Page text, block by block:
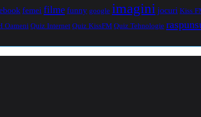
femei filme funny google imagini jocuri Kiss
Oameni Quiz Internet Quiz KissFM Quiz Tehnologie